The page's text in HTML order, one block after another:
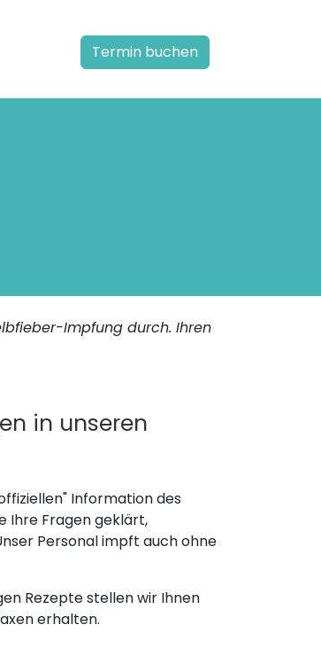
Termin buchen
Impfung durch. Ihren
in unseren
Information des
Ihre Fragen geklärt,
Personal impft auch ohne
Rezepte stellen wir Ihnen
erhalten.